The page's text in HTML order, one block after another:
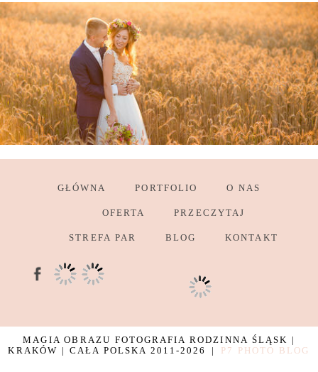
GŁÓWNA PORTFOLIO O NAS
OFERTA PRZECZYTAJ
STREFA PAR BLOG KONTAKT
MAGIA OBRAZU FOTOGRAFIA RODZINNA ŚLĄSK |
KRAKÓW | CAŁA POLSKA 2011-2026
| P7 PHOTO BLOG